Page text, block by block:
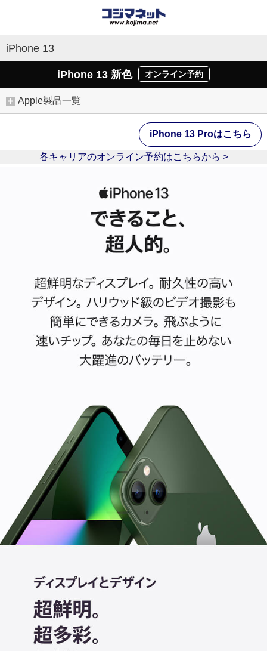
iPhone 13
iPhone 13 新色 オンライン予約
Apple製品一覧
iPhone 13 Proはこちら
各キャリアのオンライン予約はこちらから >